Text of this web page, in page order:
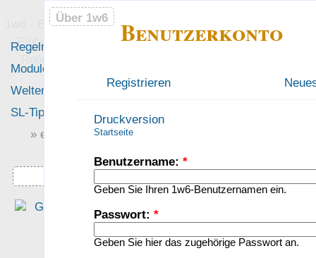
1w6 - Ein Würfel System
- Einfach saubere, freieBenutzerkonto
Registrieren
Druckversion
Startseite
Benutzername: *
Geben Sie Ihren 1w6-Benutzernamen ein.
Passwort: *
Geben Sie hier das zugehörige Passwort an.
Über 1w6
Regeln
Module
Welten
Foren
SL-Tipps
Mitmachen
» einfach saubere «
Über 1w6
haben wir nur sehr wenig
auf Regelebene verbracht
Setting einzugehen.“
— PiHalbe: Mutant —